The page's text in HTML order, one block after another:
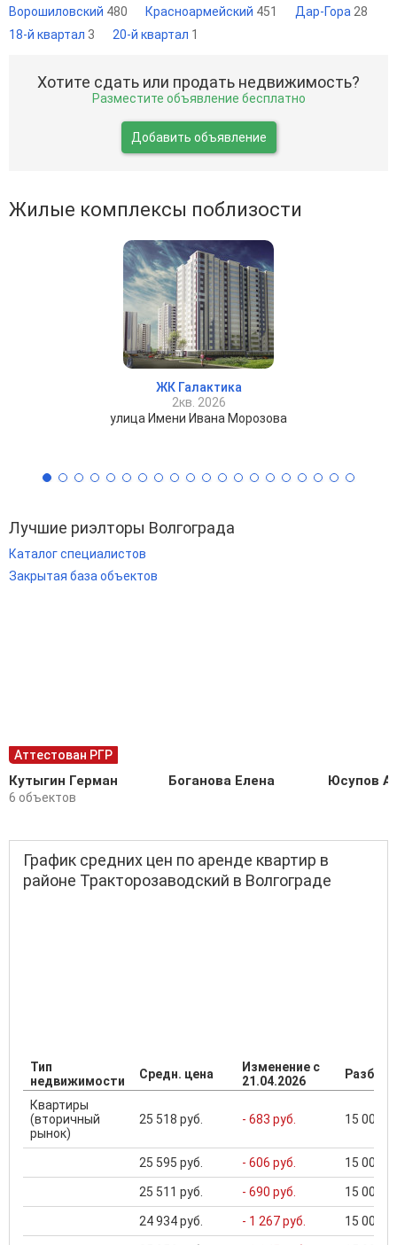
Ворошиловский 480 Красноармейский 451 Дар-Гора 28
18-й квартал 3 20-й квартал 1
Хотите сдать или продать недвижимость?
Разместите объявление бесплатно
Добавить объявление
Жилые комплексы поблизости
ЖК Галактика
2кв. 2026
улица Имени Ивана Морозова
Лучшие риэлторы Волгограда
Каталог специалистов
Закрытая база объектов
Аттестован РГР
Кутыгин Герман
6 объектов
Боганова Елена Юсупов
График средних цен по аренде квартир в
районе Тракторозаводский в Волгограде
Тип
недвижимости
Средн. цена
Изменение с
21.04.2026
Квартиры
(вторичный
рынок)
25 518 руб. - 683 руб. 15 000
25 595 руб. - 606 руб. 15 000
25 511 руб. - 690 руб. 15 000
24 934 руб. - 1 267 руб. 15 000